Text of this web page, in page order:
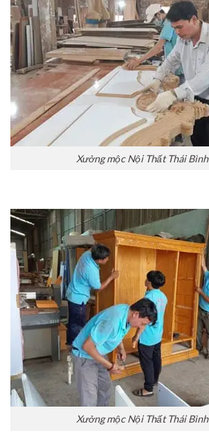
Xưởng mộc Nội Thất Thái Bình
Xưởng mộc Nội Thất Thái Bình